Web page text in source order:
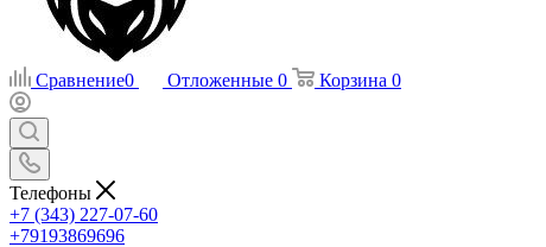
Сравнение0 Отложенные 0 Корзина 0
Телефоны
+7 (343) 227-07-60
+79193869696